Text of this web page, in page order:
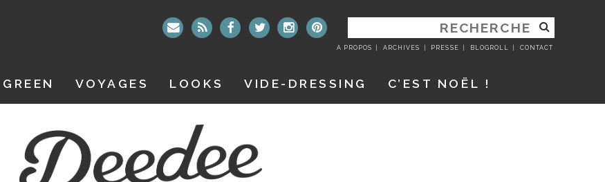
RECHERCHER
:
A PROPOS ARCHIVES PRESSE BLOGROLL CONTACT
VOYAGES LOOKS VIDE-DRESSING C’EST NOËL !